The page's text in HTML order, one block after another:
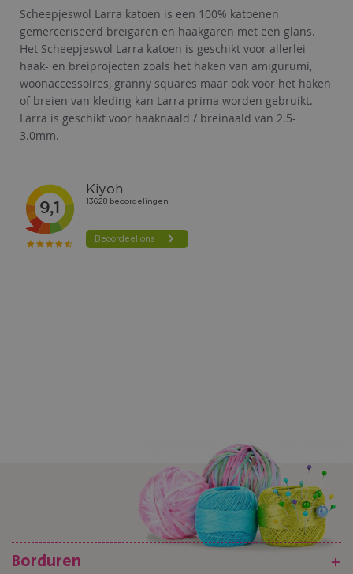
Scheepjeswol Larra katoen is een 100% katoenen
gemerceriseerd breigaren en haakgaren met een glans.
Het Scheepjeswol Larra katoen is geschikt voor allerlei
haak- en breiprojecten zoals het haken van amigurumi,
woonaccessoires, granny squares maar ook voor het haken
of breien van kleding kan Larra prima worden gebruikt.
Larra is geschikt voor haaknaald / breinaald van 2.5-
3.0mm.
Borduren
+